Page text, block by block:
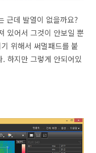
근데 발열이 없을까요?
있어서 그것이 안보일 뿐
위해서 써멀패드를 붙
하지만 그렇게 안되어있